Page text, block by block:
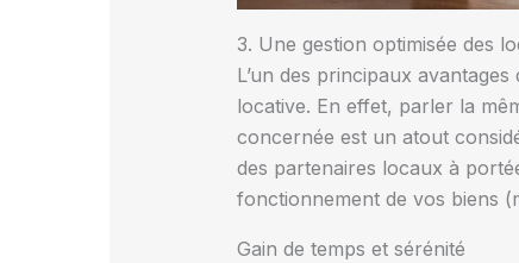
3. Une gestion optimisée des
L’un des principaux
locative. En effet, parler la
concernée est un atout
des partenaires locaux à
fonctionnement de vos biens
Gain de temps et sérénité